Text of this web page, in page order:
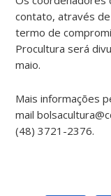
contato, através
termo de
Procultura será
maio.
Mais informações
mail
(48) 3721-2376.